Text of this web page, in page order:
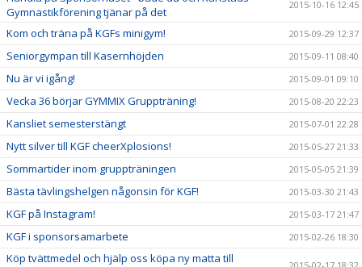
Gymnastikförening tjänar på det
2015-10-16 12:45
Kom och träna på KGFs minigym! 2015-09-29 12:37
Seniorgympan till Kasernhöjden 2015-09-11 08:40
Nu är vi igång! 2015-09-01 09:10
Vecka 36 börjar GYMMIX Gruppträning! 2015-08-20 22:23
Kansliet semesterstängt 2015-07-01 22:28
Nytt silver till KGF cheerXplosions! 2015-05-27 21:33
Sommartider inom gruppträningen 2015-05-05 21:39
Bästa tävlingshelgen någonsin för KGF! 2015-03-30 21:43
KGF på Instagram! 2015-03-17 21:47
KGF i sponsorsamarbete 2015-02-26 18:30
Köp tvättmedel och hjälp oss köpa ny matta till